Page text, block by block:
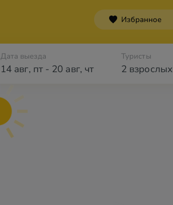
Избранное
Дата выезда
14 авг, пт- 20 авг, чт 2 взрослых
Туристы